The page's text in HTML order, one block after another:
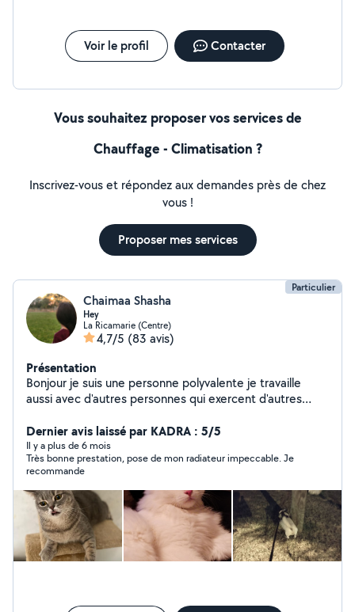
Voir le profil Contacter
Vous souhaitez proposer vos services de
Chauffage - Climatisation ?
Inscrivez-vous et répondez aux demandes près de chez
vous !
Proposer mes services
Particulier
Chaimaa Shasha
Hey
La Ricamarie (Centre)
4,7/5 (83 avis)
Présentation
Bonjour je suis une personne polyvalente je travaille
aussi avec d'autres personnes qui exercent d'autres
informatique et ménage garde d'animaux ...... je peux
très bien vous faciliter la tâche afin de vous mettre en
relation avec ces personnes professionnels n'hésitez
pas à me contacter.
Dernier avis laissé par KADRA : 5/5
Il y a plus de 6 mois
Très bonne prestation, pose de mon radiateur impeccable. Je
recommande